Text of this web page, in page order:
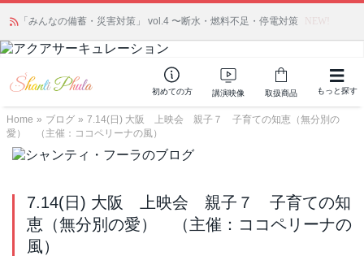
「みんなの備蓄・災害対策」 vol.4 〜断水・燃料不足・停電対策 NEW!
かつて愛されていた人気商品が復活！夏場に活躍するジェルクリーム「アク
アサーキュレーション」💖🏖️ 8月末までの購入でポイント還元も✨
初めての方 講演映像 取扱商品 もっと探す
Home » ブログ » 7.14(日) 大阪 上映会 親子７ 子育ての知恵（無分別の
愛） （主催：ココペリーナの風）
7.14(日) 大阪 上映会 親子７ 子育ての知
恵（無分別の愛） （主催：ココペリーナの
風）